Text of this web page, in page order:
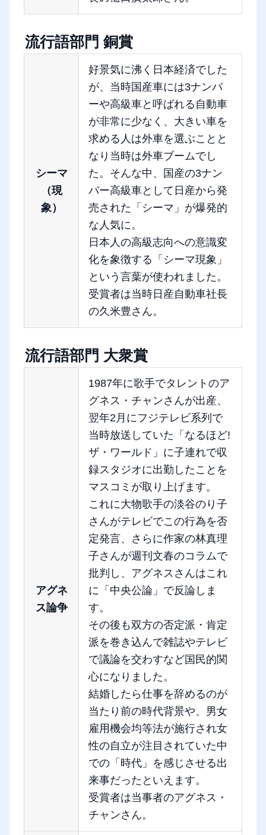
流行語部門 銅賞
シーマ
（現
象）
好景気に沸く日本経済でした
が、当時国産車には3ナンバ
ーや高級車と呼ばれる自動車
が非常に少なく、大きい車を
求める人は外車を選ぶことと
なり当時は外車ブームでし
た。そんな中、国産の3ナン
バー高級車として日産から発
売された「シーマ」が爆発的
な人気に。
日本人の高級志向への意識変
化を象徴する「シーマ現象」
という言葉が使われました。
受賞者は当時日産自動車社長
の久米豊さん。
流行語部門 大衆賞
アグネ
ス論争
1987年に歌手でタレントのア
グネス・チャンさんが出産、
翌年2月にフジテレビ系列で
当時放送していた「なるほど!
ザ・ワールド」に子連れで収
録スタジオに出勤したことを
マスコミが取り上げます。
これに大物歌手の淡谷のり子
さんがテレビでこの行為を否
定発言、さらに作家の林真理
子さんが週刊文春のコラムで
批判し、アグネスさんはこれ
に「中央公論」で反論しま
す。
その後も双方の否定派・肯定
派を巻き込んで雑誌やテレビ
で議論を交わすなど国民的関
心になりました。
結婚したら仕事を辞めるのが
当たり前の時代背景や、男女
雇用機会均等法が施行され女
性の自立が注目されていた中
での「時代」を感じさせる出
来事だったといえます。
受賞者は当事者のアグネス・
チャンさん。